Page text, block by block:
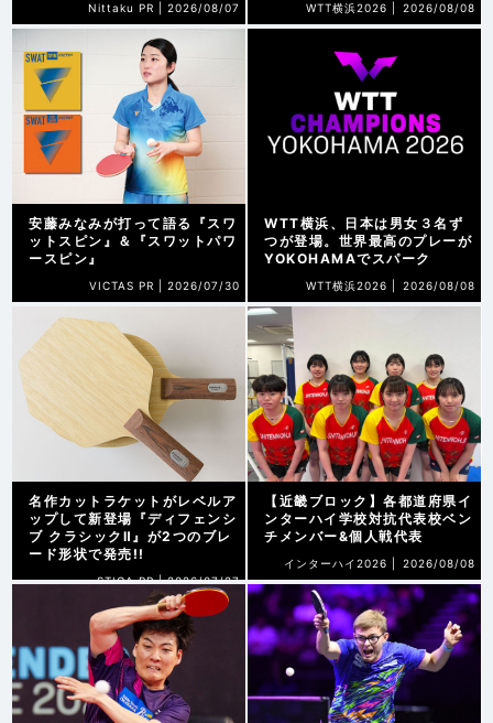
Nittaku PR | 2026/08/07 WTT横浜2026 | 2026/08/08
安藤みなみが打って語る『スワ
ットスピン』＆『スワットパワ
ースピン』
VICTAS PR | 2026/07/30
WTT横浜、日本は男女３名ず
つが登場。世界最高のプレーが
YOKOHAMAでスパーク
WTT横浜2026 | 2026/08/08
名作カットラケットがレベルア
ップして新登場『ディフェンシ
ブ クラシックⅡ』が2つのブレ
ード形状で発売!!
STIGA PR |2026/07/27
【近畿ブロック】各都道府県イ
ンターハイ学校対抗代表校ベン
チメンバー&個人戦代表
インターハイ2026 | 2026/08/08